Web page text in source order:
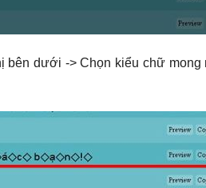
dưới -> Chọn kiểu chữ